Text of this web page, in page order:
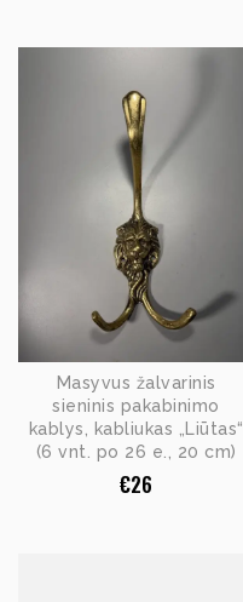
Masyvus žalvarinis
sieninis pakabinimo
kablys, kabliukas „Liūtas“
(6 vnt. po 26 e., 20 cm)
€26